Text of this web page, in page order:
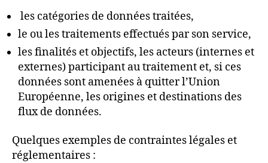
les catégories de données traitées,
le ou les traitements effectués par son service,
les finalités et objectifs, les acteurs (internes et
externes) participant au traitement et, si ces
données sont amenées à quitter l’Union
Européenne, les origines et destinations des
flux de données.
Quelques exemples de contraintes légales et
réglementaires :